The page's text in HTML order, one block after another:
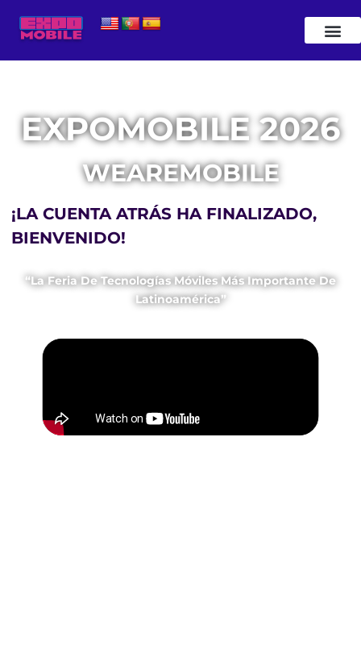
EXPOMOBILE 2026
WEAREMOBILE
¡LA CUENTA ATRÁS HA FINALIZADO,
BIENVENIDO!
“La Feria De Tecnologías Móviles Más Importante De
Latinoamérica”